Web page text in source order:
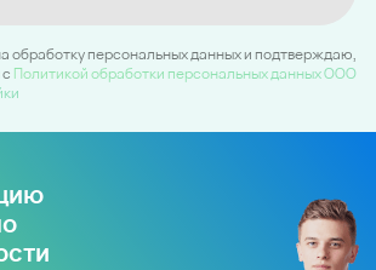
обработку персональных данных и подтверждаю,
Политикой обработки персональных данных ООО